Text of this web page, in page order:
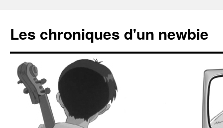
Les chroniques d'un newbie